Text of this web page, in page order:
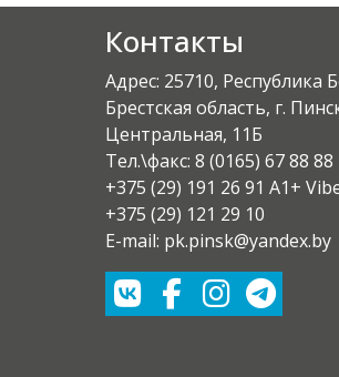
Контакты
Адрес: 25710, Республика
Брестская область, г.
Центральная, 11Б
Тел.\факс: 8 (0165) 67 88 88
+375 (29) 191 26 91 A1+
+375 (29) 121 29 10
E-mail: pk.pinsk@yandex.by